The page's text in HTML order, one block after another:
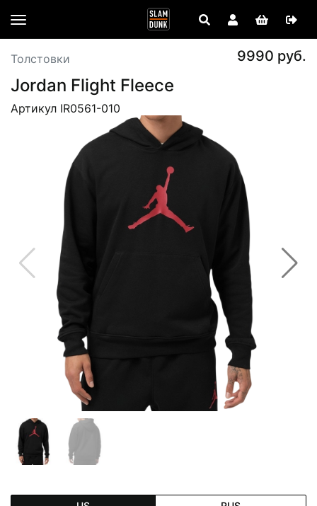
Толстовки 9990 руб.
Jordan Flight Fleece
Артикул IR0561-010